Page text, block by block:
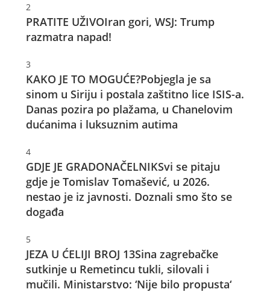
2
PRATITE UŽIVOIran gori, WSJ: Trump
razmatra napad!
3
KAKO JE TO MOGUĆE?Pobjegla je sa
sinom u Siriju i postala zaštitno lice ISIS-a.
Danas pozira po plažama, u Chanelovim
dućanima i luksuznim autima
4
GDJE JE GRADONAČELNIKSvi se pitaju
gdje je Tomislav Tomašević, u 2026.
nestao je iz javnosti. Doznali smo što se
događa
5
JEZA U ĆELIJI BROJ 13Sina zagrebačke
sutkinje u Remetincu tukli, silovali i
mučili. Ministarstvo: ‘Nije bilo propusta‘